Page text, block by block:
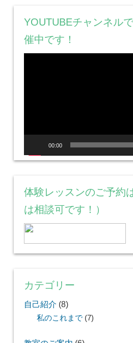
YOUTUBEチャンネル
催中です！
00:00
体験レッスンのご予約
は相談可です！）
カテゴリー
自己紹介 (8)
私のこれまで(7)